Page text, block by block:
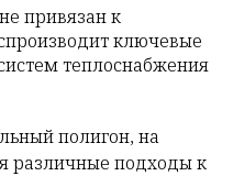
привязан к
ключевые
теплоснабжения
полигон, на
различные подходы к